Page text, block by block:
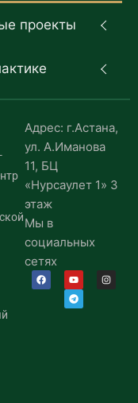
проекты
Адрес: г.Астана,
ул. А.Иманова
11, БЦ
«Нурсаулет 1» 3
этаж
Мы в
социальных
сетях